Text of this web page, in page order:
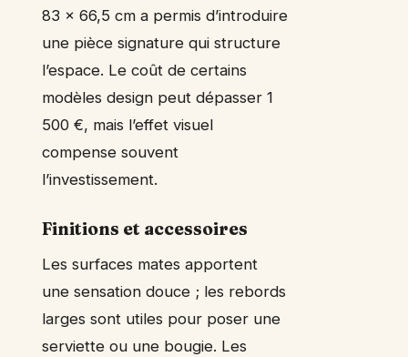
83 x 66,5 cm a permis d’introduire
une pièce signature qui structure
l’espace. Le coût de certains
modèles design peut dépasser 1
500 €, mais l’effet visuel
compense souvent
l’investissement.
Finitions et accessoires
Les surfaces mates apportent
une sensation douce ; les rebords
larges sont utiles pour poser une
serviette ou une bougie. Les